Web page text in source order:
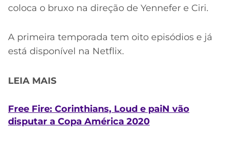
coloca o bruxo na direção de Yennefer e Ciri.
A primeira temporada tem oito episódios e já
está disponível na Netflix.
LEIA MAIS
Free Fire: Corinthians, Loud e paiN vão
disputar a Copa América 2020